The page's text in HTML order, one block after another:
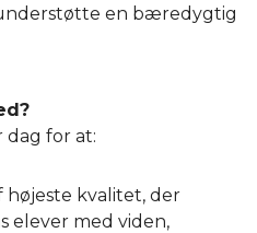
en bæredygtig
dag for at:
kvalitet, der
elever med viden,